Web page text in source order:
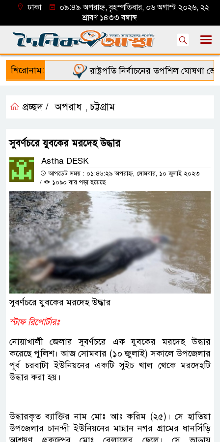
ঢাকা
০৯:৪৯ অপরাহ্ন, বৃহস্পতিবার, ০৬ অগাস্ট ২০২৬, ২২
শ্রাবণ ১৪৩৩ বঙ্গাব্দ
শিরোনাম: রাষ্ট্রপতি নির্বাচনের তপশিল ঘোষণা
প্রচ্ছদ / অপরাধ ,চট্টগ্রাম
সুবর্ণচরে যুবকের মরদেহ উদ্ধার
Astha DESK
আপডেট সময় : ০১:৪৬:২৯ অপরাহ্ন, সোমবার, ১০ জুলাই ২০২৩
/
১০৯০ বার পড়া হয়েছে
সুবর্ণচরে যুবকের মরদেহ উদ্ধার
স্টাফ রিপোর্টারঃ
নোয়াখালী জেলার সুবর্ণচরে এক যুবকের মরদেহ উদ্ধার
করেছে পুলিশ। আজ সোমবার (১০ জুলাই) সকালে উপজেলার
পূর্ব চরবাটা ইউনিয়নের একটি সুইচ খাল থেকে মরদেহটি
উদ্ধার করা হয়।
উদ্ধারকৃত ব্যাক্তির নাম মোঃ আঃ করিম (২৫)। সে হাতিয়া
উপজেলার চানন্দী ইউনিয়নের মান্নান নগর গ্রামের ধানসিঁড়ি